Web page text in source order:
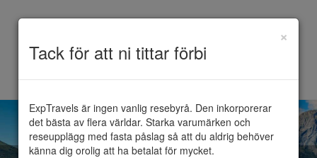
Tack för att ni tittar förbi
×
ExpTravels är ingen vanlig resebyrå. Den inkorporerar
det bästa av flera världar. Starka varumärken och
reseupplägg med fasta påslag så att du aldrig behöver
känna dig orolig att ha betalat för mycket.